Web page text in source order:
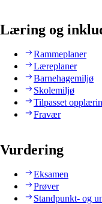
Læring og
Rammeplaner
Læreplaner
Barnehagemiljø
Skolemiljø
Tilpasset
Fravær
Vurdering
Eksamen
Prøver
Standpunkt- og